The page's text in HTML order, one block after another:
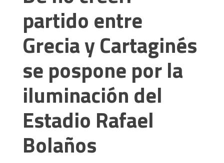
partido entre
Grecia y Cartaginés
se pospone por la
iluminación del
Estadio Rafael
Bolaños